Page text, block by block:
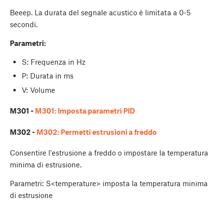
Beeep. La durata del segnale acustico è limitata a 0-5
secondi.
Parametri:
S: Frequenza in Hz
P: Durata in ms
V: Volume
M301 - M301: Imposta parametri PID
M302 - M302: Permetti estrusioni a freddo
Consentire l'estrusione a freddo o impostare la temperatura
minima di estrusione.
Parametri: S<temperature> imposta la temperatura minima
di estrusione